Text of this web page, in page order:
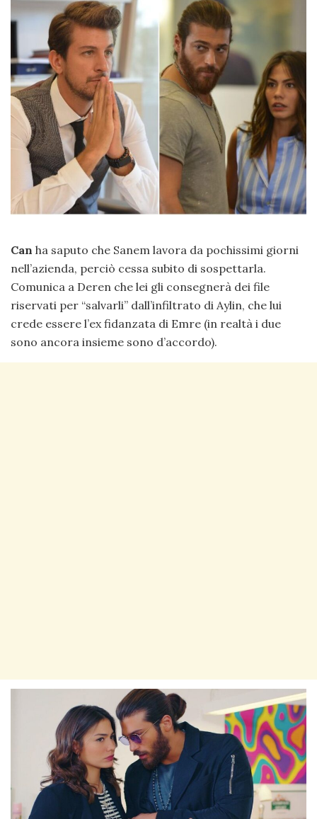
Can ha saputo che Sanem lavora da pochissimi giorni
nell’azienda, perciò cessa subito di sospettarla.
Comunica a Deren che lei gli consegnerà dei file
riservati per “salvarli” dall’infiltrato di Aylin, che lui
crede essere l’ex fidanzata di Emre (in realtà i due
sono ancora insieme sono d’accordo).